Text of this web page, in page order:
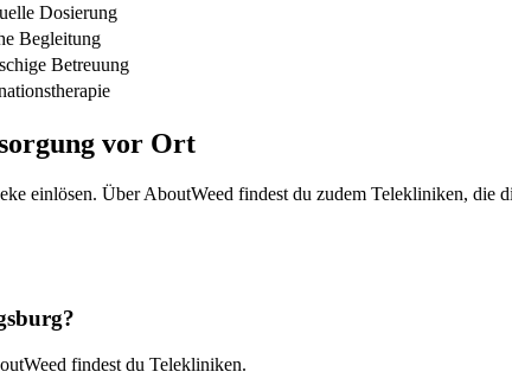
Dosierung
Begleitung
Betreuung
vor Ort
einlösen. Über AboutWeed findest du zudem Telekliniken, die
findest du Telekliniken.